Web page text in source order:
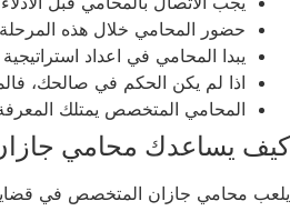
حضور المحامي خلال هذه
يبدا المحامي في اعداد
اذا لم يكن الحكم في صالحك،
المحامي المتخصص يمتلك
كيف يساعدك محامي جازان
يلعب محامي جازان المتخصص في